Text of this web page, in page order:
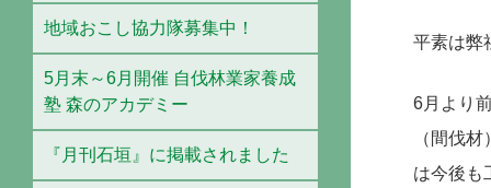
平素は弊
6月より
（間伐
は今後も
地域おこし協力隊募集中！
5月末～6月開催 自伐林業家養成
塾 森のアカデミー
『月刊石垣』に掲載されました